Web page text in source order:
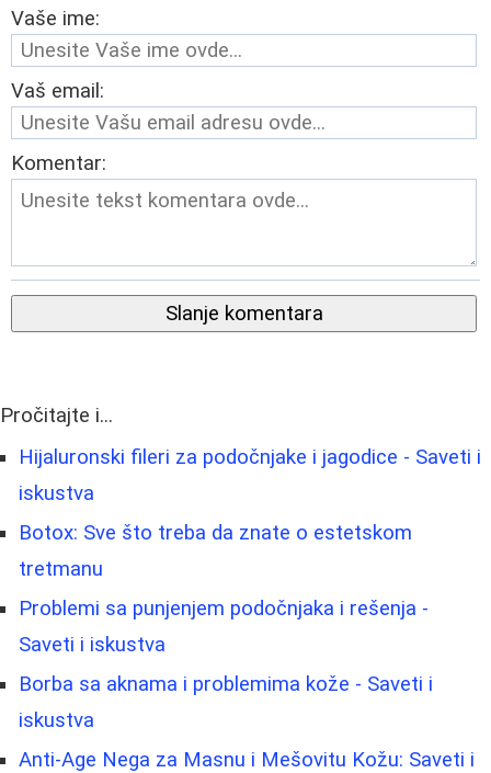
Vaše ime:
Vaš email:
Komentar:
Slanje komentara
Pročitajte i...
Hijaluronski fileri za podočnjake i jagodice - Saveti i
iskustva
Botox: Sve što treba da znate o estetskom
tretmanu
Problemi sa punjenjem podočnjaka i rešenja -
Saveti i iskustva
Borbа sa aknama i problemima kože - Saveti i
iskustva
Anti-Age Nega za Masnu i Mešovitu Kožu: Saveti i